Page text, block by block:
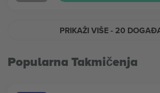
PRIKAŽI VIŠE- 20
Popularna Takmičenja